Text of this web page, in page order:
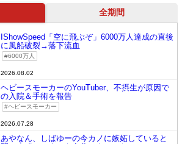
全期間
IShowSpeed「空に飛ぶぞ」6000万人達成の直後
に風船破裂→落下流血
6000万人
2026.08.02
ヘビースモーカーのYouTuber、不摂生が原因で
の入院＆手術を報告
ヘビースモーカー
2026.07.28
あやなん、しばゆーの今カノに嫉妬していると